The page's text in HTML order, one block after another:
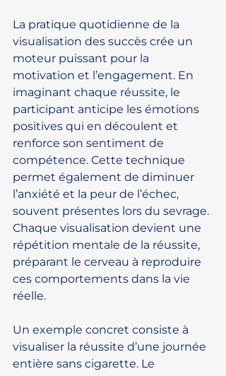
La pratique quotidienne de la
visualisation des succès crée un
moteur puissant pour la
motivation et l’engagement. En
imaginant chaque réussite, le
participant anticipe les émotions
positives qui en découlent et
renforce son sentiment de
compétence. Cette technique
permet également de diminuer
l’anxiété et la peur de l’échec,
souvent présentes lors du sevrage.
Chaque visualisation devient une
répétition mentale de la réussite,
préparant le cerveau à reproduire
ces comportements dans la vie
réelle.
Un exemple concret consiste à
visualiser la réussite d’une journée
entière sans cigarette. Le